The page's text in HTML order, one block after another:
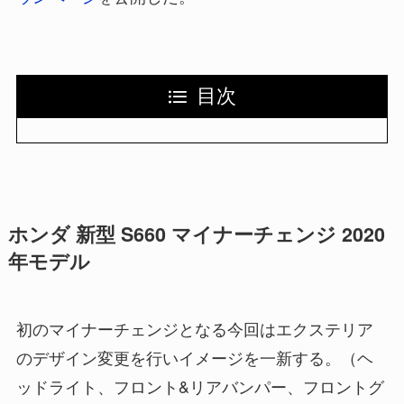
目次
ホンダ 新型 S660 マイナーチェンジ 2020
年モデル
初のマイナーチェンジとなる今回はエクステリア
のデザイン変更を行いイメージを一新する。（ヘ
ッドライト、フロント&リアバンパー、フロントグ